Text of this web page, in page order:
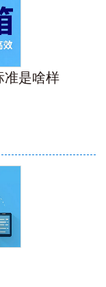
准是啥样